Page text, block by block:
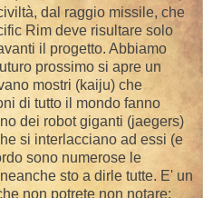
dal raggio missile, che
Rim deve risultare solo
il progetto. Abbiamo
prossimo si apre un
mostri (kaiju) che
di tutto il mondo fanno
dei robot giganti (jaegers)
si interlacciano ad essi (e
sono numerose le
sto a dirle tutte. E' un
non potrete non notare: